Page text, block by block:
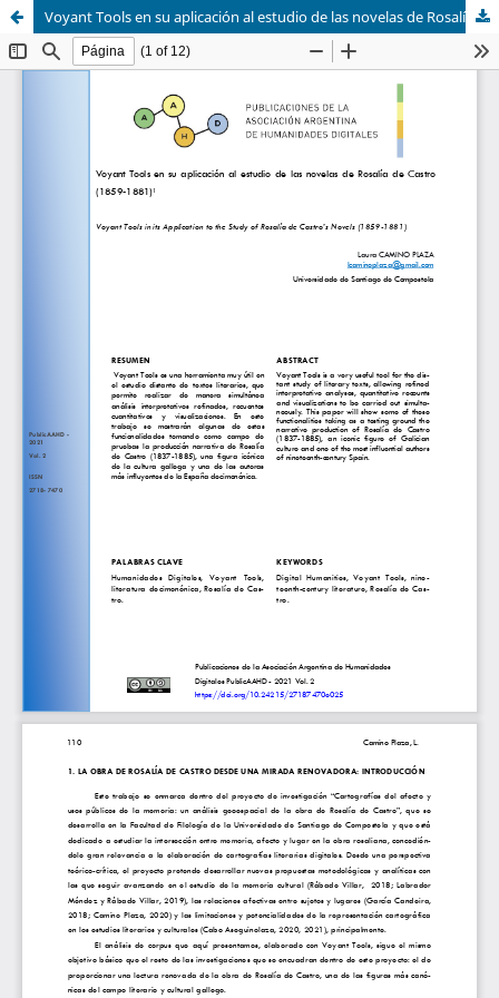
Voyant Tools en su aplicación al estudio de las novelas de Rosalía de Castro (1859-1881)